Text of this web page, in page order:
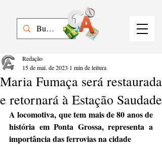
Maria Fumaça será restaurada
e retornará à Estação Saudade
Redação
15 de mai. de 2023 1 min de leitura
A locomotiva, que tem mais de 80 anos de
história em Ponta Grossa, representa a
importância das ferrovias na cidade